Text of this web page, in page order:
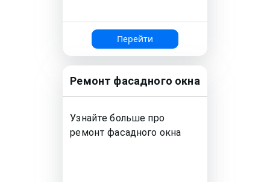
Перейти
Ремонт фасадного окна
Узнайте больше про
ремонтфасадного окна